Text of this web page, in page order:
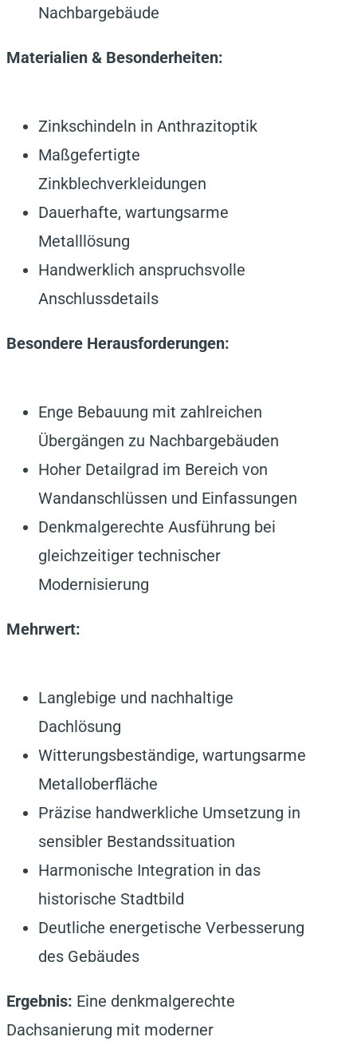
Nachbargebäude
Materialien & Besonderheiten:
Zinkschindeln in Anthrazitoptik
Maßgefertigte
Zinkblechverkleidungen
Dauerhafte, wartungsarme
Metalllösung
Handwerklich anspruchsvolle
Anschlussdetails
Besondere Herausforderungen:
Enge Bebauung mit zahlreichen
Übergängen zu Nachbargebäuden
Hoher Detailgrad im Bereich von
Wandanschlüssen und Einfassungen
Denkmalgerechte Ausführung bei
gleichzeitiger technischer
Modernisierung
Mehrwert:
Langlebige und nachhaltige
Dachlösung
Witterungsbeständige, wartungsarme
Metalloberfläche
Präzise handwerkliche Umsetzung in
sensibler Bestandssituation
Harmonische Integration in das
historische Stadtbild
Deutliche energetische Verbesserung
des Gebäudes
Ergebnis: Eine denkmalgerechte
Dachsanierung mit moderner